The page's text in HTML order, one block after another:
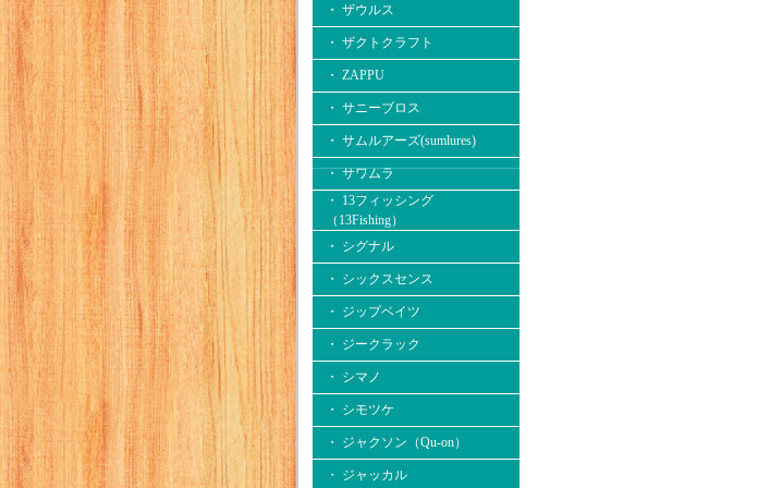
・ ザウルス
・ ザクトクラフト
・ ZAPPU
・ サニーブロス
・ サムルアーズ(sumlures)
・ サワムラ
・ 13フィッシング
（13Fishing）
・ シグナル
・ シックスセンス
・ ジップベイツ
・ ジークラック
・ シマノ
・ シモツケ
・ ジャクソン（Qu-on）
・ ジャッカル